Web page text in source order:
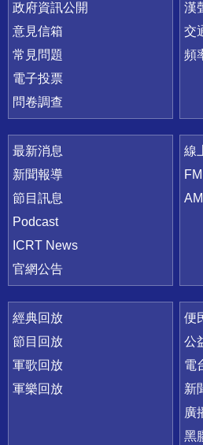
政府資訊公開
意見信箱
常見問題
電子投票
問卷調查
漢
交
頻
最新消息
新聞報導
節目訊息
Podcast
ICRT News
官網公告
線
FM
AM
經典回放
節目回放
軍歌回放
軍樂回放
便
公
電
新
廣
黑